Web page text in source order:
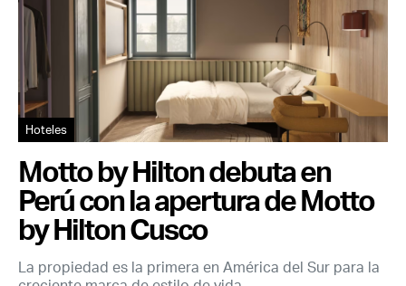
Hoteles
Motto by Hilton debuta en
Perú con la apertura de Motto
by Hilton Cusco
La propiedad es la primera en América del Sur para la